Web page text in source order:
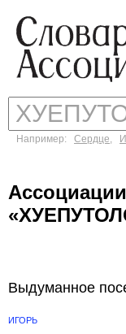
Например: Сердце,
Выдуманное
ИГОРЬ